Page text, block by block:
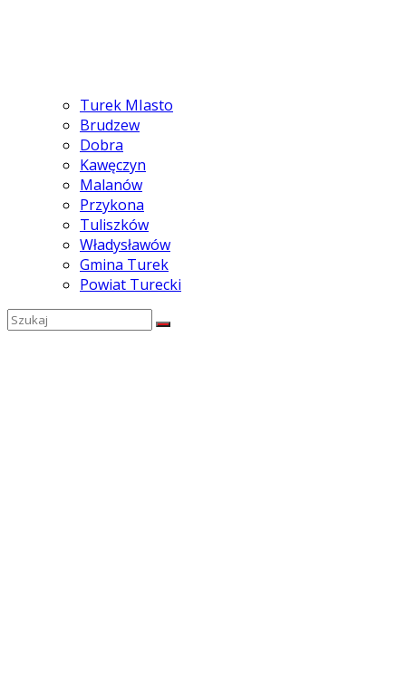
Turek MIasto
Brudzew
Dobra
Kawęczyn
Malanów
Przykona
Tuliszków
Władysławów
Gmina Turek
Powiat Turecki